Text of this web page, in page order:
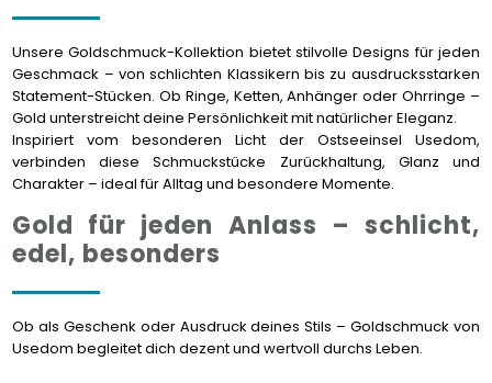
Unsere Goldschmuck-Kollektion bietet stilvolle Designs für jeden
Geschmack – von schlichten Klassikern bis zu ausdrucksstarken
Statement-Stücken. Ob Ringe, Ketten, Anhänger oder Ohrringe –
Gold unterstreicht deine Persönlichkeit mit natürlicher Eleganz.
Inspiriert vom besonderen Licht der Ostseeinsel Usedom,
verbinden diese Schmuckstücke Zurückhaltung, Glanz und
Charakter – ideal für Alltag und besondere Momente.
Gold für jeden Anlass – schlicht,
edel, besonders
Ob als Geschenk oder Ausdruck deines Stils – Goldschmuck von
Usedom begleitet dich dezent und wertvoll durchs Leben.